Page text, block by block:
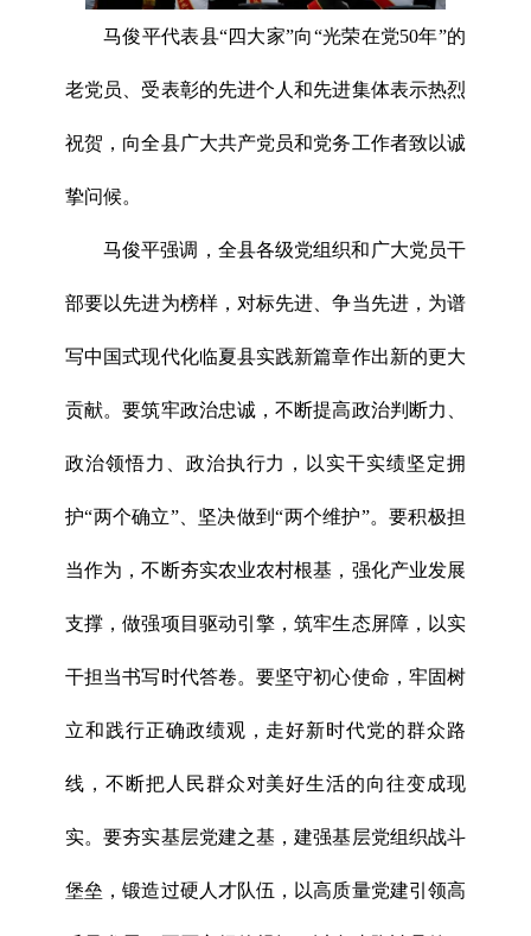
马俊平代表县“四大家”向“光荣在党50年”的
老党员、受表彰的先进个人和先进集体表示热烈
祝贺，向全县广大共产党员和党务工作者致以诚
挚问候。
马俊平强调，全县各级党组织和广大党员干
部要以先进为榜样，对标先进、争当先进，为谱
写中国式现代化临夏县实践新篇章作出新的更大
贡献。要筑牢政治忠诚，不断提高政治判断力、
政治领悟力、政治执行力，以实干实绩坚定拥
护“两个确立”、坚决做到“两个维护”。要积极担
当作为，不断夯实农业农村根基，强化产业发展
支撑，做强项目驱动引擎，筑牢生态屏障，以实
干担当书写时代答卷。要坚守初心使命，牢固树
立和践行正确政绩观，走好新时代党的群众路
线，不断把人民群众对美好生活的向往变成现
实。要夯实基层党建之基，建强基层党组织战斗
堡垒，锻造过硬人才队伍，以高质量党建引领高